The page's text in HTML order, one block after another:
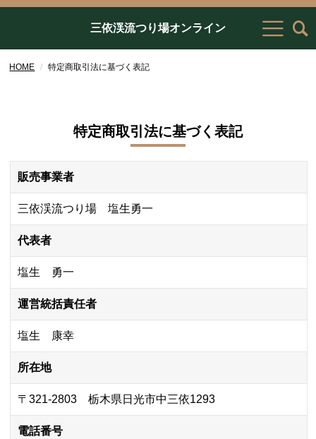
三依渓流つり場オンライン
HOME 特定商取引法に基づく表記
特定商取引法に基づく表記
販売事業者
三依渓流つり場 塩生勇一
代表者
塩生 勇一
運営統括責任者
塩生 康幸
所在地
〒321-2803 栃木県日光市中三依1293
電話番号